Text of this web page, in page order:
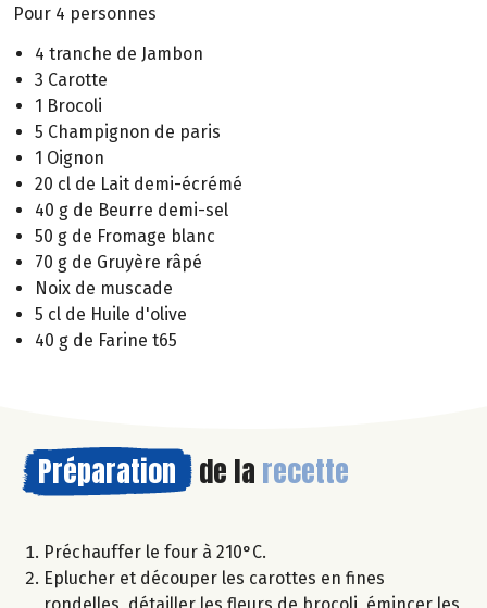
Pour 4 personnes
4 tranche de Jambon
3 Carotte
1 Brocoli
5 Champignon de paris
1 Oignon
20 cl de Lait demi-écrémé
40 g de Beurre demi-sel
50 g de Fromage blanc
70 g de Gruyère râpé
Noix de muscade
5 cl de Huile d'olive
40 g de Farine t65
Préparation de la recette
Préchauffer le four à 210°C.
Eplucher et découper les carottes en fines